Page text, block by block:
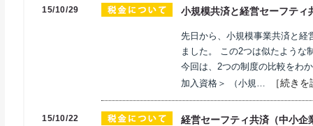
15/10/29 小規模共済と経営セーフティ
先日から、小規模事業共済と経
ました。 この2つは似たような
今回は、2つの制度の比較をわ
加入資格＞ （小規…
［続き
15/10/22 経営セーフティ共済（中小